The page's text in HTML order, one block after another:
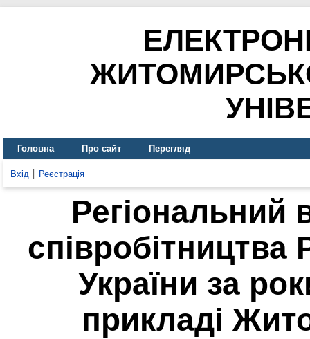
Головна Про сайт Перегляд
Вхід Реєстрація
Регіональний
України за
прикладі